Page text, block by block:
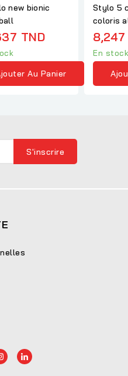
new bionic
TND
Au Panier
Stylo 5
coloris
8,247
En stock